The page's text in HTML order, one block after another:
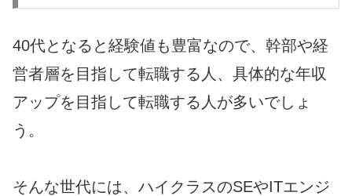
40代となると経験値も豊富なので、幹部や経
営者層を目指して転職する人、具体的な年収
アップを目指して転職する人が多いでしょ
う。
そんな世代には、ハイクラスのSEやITエンジ